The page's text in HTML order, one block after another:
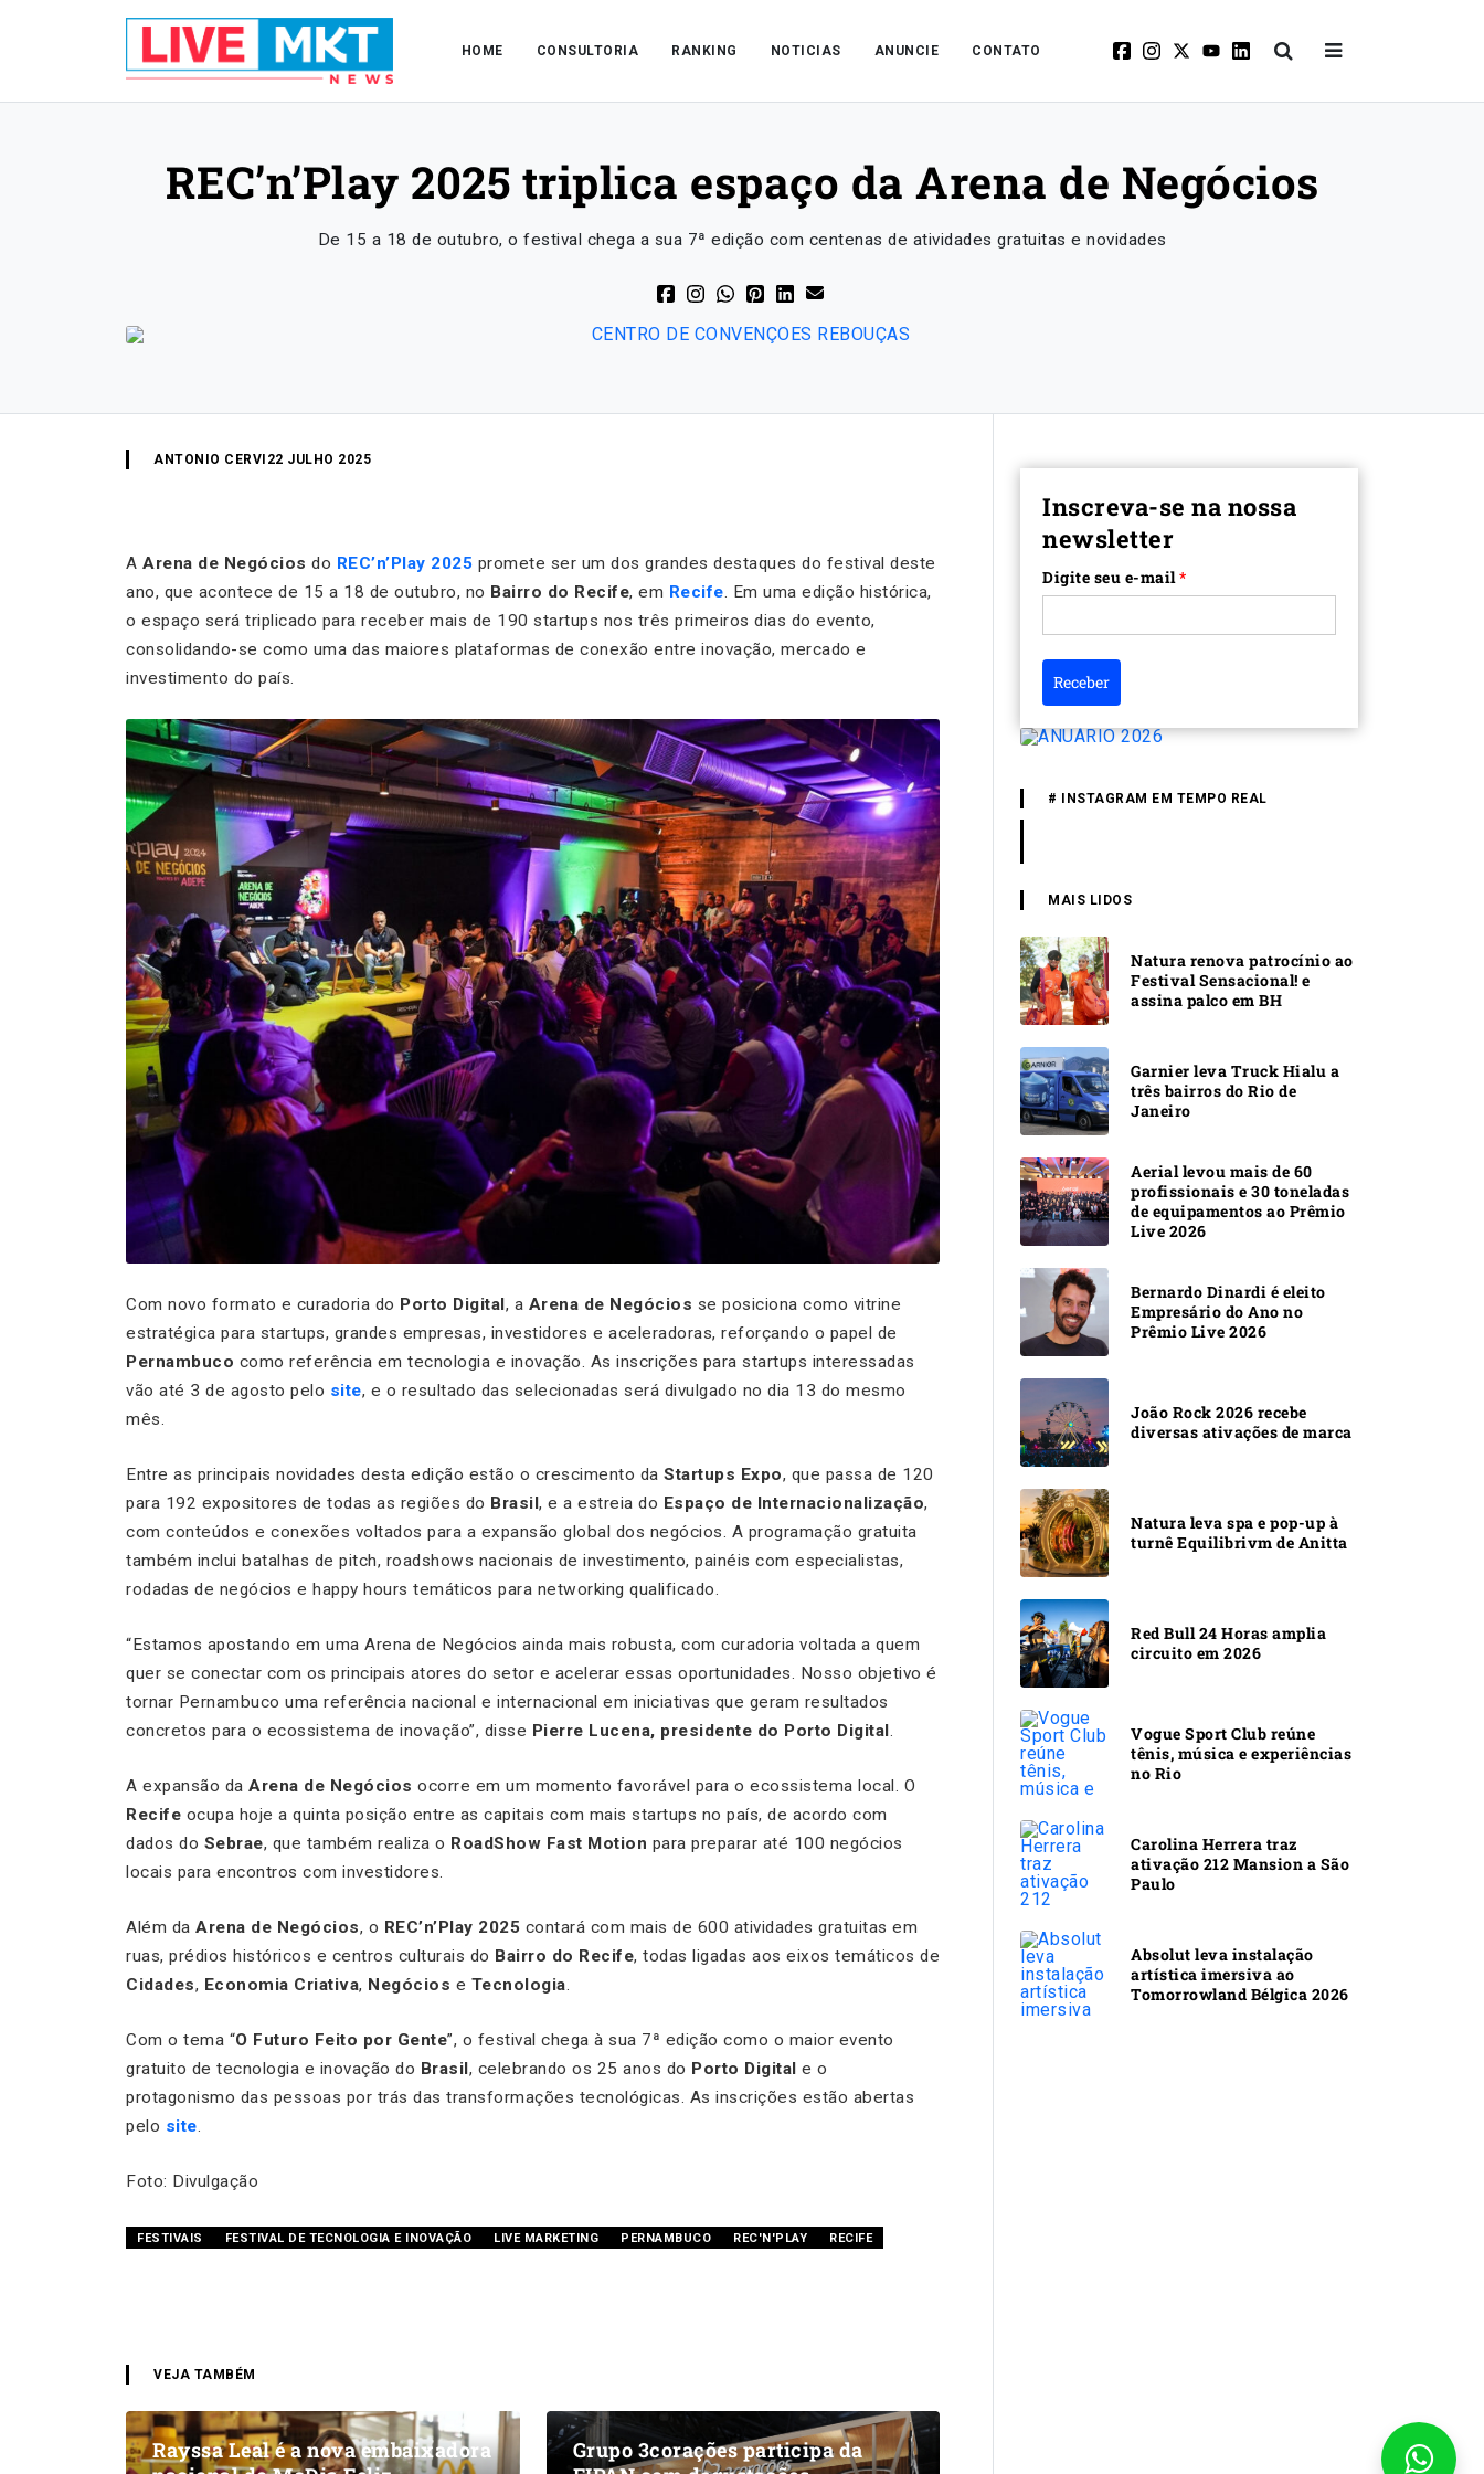
HOME CONSULTORIA RANKING NOTICIAS ANUNCIE CONTATO
REC’n’Play 2025 triplica espaço da Arena de Negócios
De 15 a 18 de outubro, o festival chega a sua 7ª edição com centenas de atividades gratuitas e novidades
ANTONIO CERVI 22 JULHO 2025
A Arena de Negócios do REC’n’Play 2025 promete ser um dos grandes destaques do festival deste
ano, que acontece de 15 a 18 de outubro, no Bairro do Recife, em Recife. Em uma edição histórica,
o espaço será triplicado para receber mais de 190 startups nos três primeiros dias do evento,
consolidando-se como uma das maiores plataformas de conexão entre inovação, mercado e
investimento do país.
Com novo formato e curadoria do Porto Digital, a Arena de Negócios se posiciona como vitrine
estratégica para startups, grandes empresas, investidores e aceleradoras, reforçando o papel de
Pernambuco como referência em tecnologia e inovação. As inscrições para startups interessadas
vão até 3 de agosto pelo site, e o resultado das selecionadas será divulgado no dia 13 do mesmo
mês.
Entre as principais novidades desta edição estão o crescimento da Startups Expo, que passa de 120
para 192 expositores de todas as regiões do Brasil, e a estreia do Espaço de Internacionalização,
com conteúdos e conexões voltados para a expansão global dos negócios. A programação gratuita
também inclui batalhas de pitch, roadshows nacionais de investimento, painéis com especialistas,
rodadas de negócios e happy hours temáticos para networking qualificado.
“Estamos apostando em uma Arena de Negócios ainda mais robusta, com curadoria voltada a quem
quer se conectar com os principais atores do setor e acelerar essas oportunidades. Nosso objetivo é
tornar Pernambuco uma referência nacional e internacional em iniciativas que geram resultados
concretos para o ecossistema de inovação”, disse Pierre Lucena, presidente do Porto Digital.
A expansão da Arena de Negócios ocorre em um momento favorável para o ecossistema local. O
Recife ocupa hoje a quinta posição entre as capitais com mais startups no país, de acordo com
dados do Sebrae, que também realiza o RoadShow Fast Motion para preparar até 100 negócios
locais para encontros com investidores.
Além da Arena de Negócios, o REC’n’Play 2025 contará com mais de 600 atividades gratuitas em
ruas, prédios históricos e centros culturais do Bairro do Recife, todas ligadas aos eixos temáticos de
Cidades, Economia Criativa, Negócios e Tecnologia.
Com o tema “O Futuro Feito por Gente”, o festival chega à sua 7ª edição como o maior evento
gratuito de tecnologia e inovação do Brasil, celebrando os 25 anos do Porto Digital e o
protagonismo das pessoas por trás das transformações tecnológicas. As inscrições estão abertas
pelo site.
Foto: Divulgação
FESTIVAIS FESTIVAL DE TECNOLOGIA E INOVAÇÃO LIVE MARKETING PERNAMBUCO REC'N'PLAY RECIFE
VEJA TAMBÉM
Rayssa Leal é a nova embaixadora
Grupo 3corações participa da
Inscreva-se na nossa
newsletter
Digite seu e-mail*
Receber
# INSTAGRAM EM TEMPO REAL
MAIS LIDOS
Natura renova patrocínio ao
Festival Sensacional! e
assina palco em BH
Garnier leva Truck Hialu a
três bairros do Rio de
Janeiro
Aerial levou mais de 60
profissionais e 30 toneladas
de equipamentos ao Prêmio
Live 2026
Bernardo Dinardi é eleito
Empresário do Ano no
Prêmio Live 2026
João Rock 2026 recebe
diversas ativações de marca
Natura leva spa e pop-up à
turnê Equilibrivm de Anitta
Red Bull 24 Horas amplia
circuito em 2026
Vogue Sport Club reúne
tênis, música e experiências
no Rio
Carolina Herrera traz
ativação 212 Mansion a São
Paulo
Absolut leva instalação
artística imersiva ao
Tomorrowland Bélgica 2026